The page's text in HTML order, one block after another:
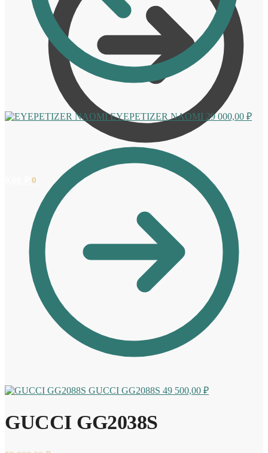
0
EYEPETIZER NAOMI 29 000,00 ₽
GUCCI GG2088S 49 500,00 ₽
GUCCI GG2038S